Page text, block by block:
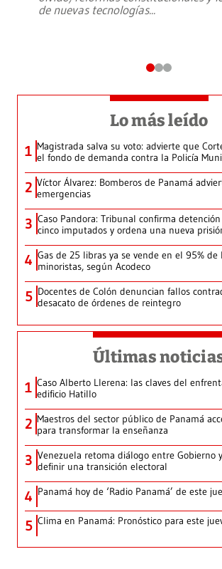
de nuevas tecnologías...
Lo más leído
1 Magistrada salva su voto: advierte que
el fondo de demanda contra la Policía
2 Víctor Álvarez: Bomberos de Panamá
emergencias
3 Caso Pandora: Tribunal confirma
cinco imputados y ordena una nueva
4 Gas de 25 libras ya se vende en el 95% de
minoristas, según Acodeco
5 Docentes de Colón denuncian fallos
desacato de órdenes de reintegro
Últimas
1 Caso Alberto Llerena: las claves del
edificio Hatillo
2 Maestros del sector público de Panamá
para transformar la enseñanza
3 Venezuela retoma diálogo entre Gobierno
definir una transición electoral
4 Panamá hoy de ‘Radio Panamá’ de este
5 Clima en Panamá: Pronóstico para este